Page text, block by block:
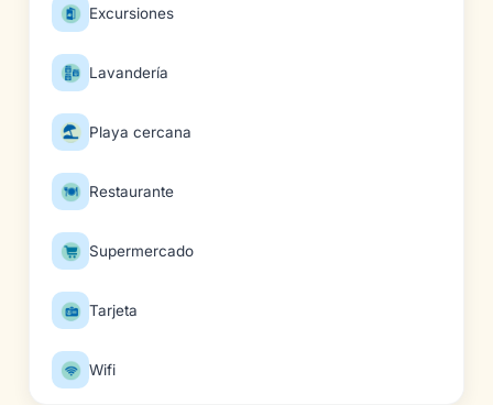
Excursiones
Lavandería
Playa cercana
Restaurante
Supermercado
Tarjeta
Wifi